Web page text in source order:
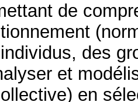
de
des
et
en